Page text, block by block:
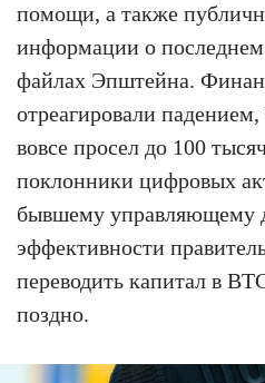
помощи, а также
информации о
файлах Эпштейна.
отреагировали падением,
вовсе просел до 100
поклонники цифровых
бывшему управляющему
эффективности
переводить капитал в
поздно.